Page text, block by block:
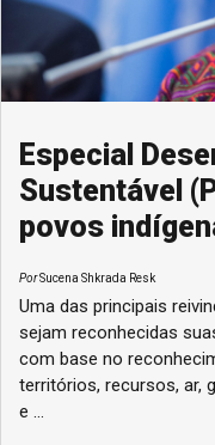
Especial
Sustentável
povos
PorSucena Shkrada Resk
Uma das principais reivindicações dos
sejam reconhecidas
com base no
territórios, recursos, ar,
e ...